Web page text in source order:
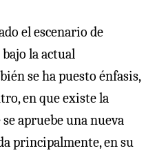
el escenario de
la actual
se ha puesto énfasis,
en que existe la
apruebe una nueva
principalmente, en su